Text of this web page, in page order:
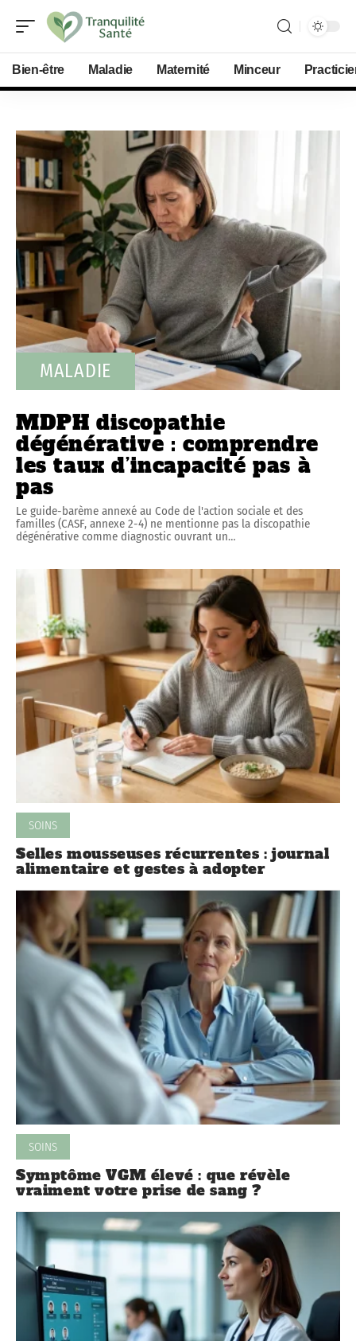
Bien-être Maladie Maternité Minceur
MALADIE
MDPH discopathie
dégénérative : comprendre
les taux d’incapacité pas à
pas
Le guide-barème annexé au Code de l'action sociale et des
familles (CASF, annexe 2-4) ne mentionne pas la discopathie
dégénérative comme diagnostic ouvrant un…
SOINS
Selles mousseuses récurrentes : journal
alimentaire et gestes à adopter
SOINS
Symptôme VGM élevé : que révèle
vraiment votre prise de sang ?